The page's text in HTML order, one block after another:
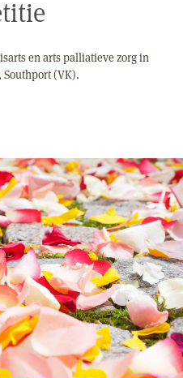
en arts palliatieve zorg in
Southport (VK).